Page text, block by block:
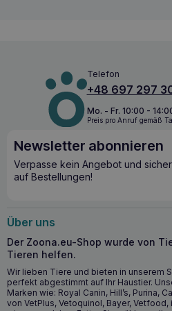
unverträglichkeitensowie bei
Darmerkrankungen, Durchfall
Jungtieren und als
erfordert keine Übergangszeit
gesamten Lebenszeit des
Zusammensetzung des Futters,
hydrolysierte Geflügelleber
hohe Verdaulichkeit und
Wichtigste
Reduziert das Risiko der
Nahrungsmittelallergien
von Proteinquellen.
Unterstützt die Gesundheit
Telefon
+48 697 297
Mo. - Fr. 10:00 -
Preis pro Anruf gemäß
Newsletter abonnieren
Verpasse kein Angebot und
auf Bestellungen!
Über uns
Der Zoona.eu-Shop wurde von
Tieren helfen.
Wir lieben Tiere und bieten in unserem
perfekt abgestimmt auf Ihr Haustier.
Marken wie: Royal Canin, Hill’s, Purina,
von VetPlus, Vetoquinol, Bayer,